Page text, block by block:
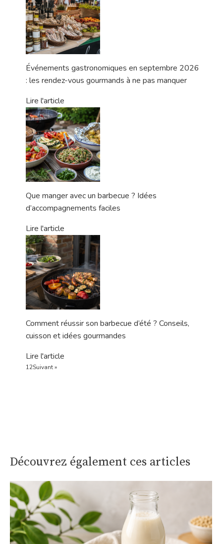
Événements gastronomiques en septembre 2026
: les rendez-vous gourmands à ne pas manquer
Lire l'article
Que manger avec un barbecue ? Idées
d’accompagnements faciles
Lire l'article
Comment réussir son barbecue d’été ? Conseils,
cuisson et idées gourmandes
Lire l'article
12Suivant »
Découvrez également ces articles